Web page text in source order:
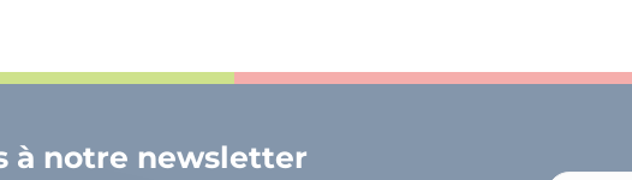
à notre newsletter